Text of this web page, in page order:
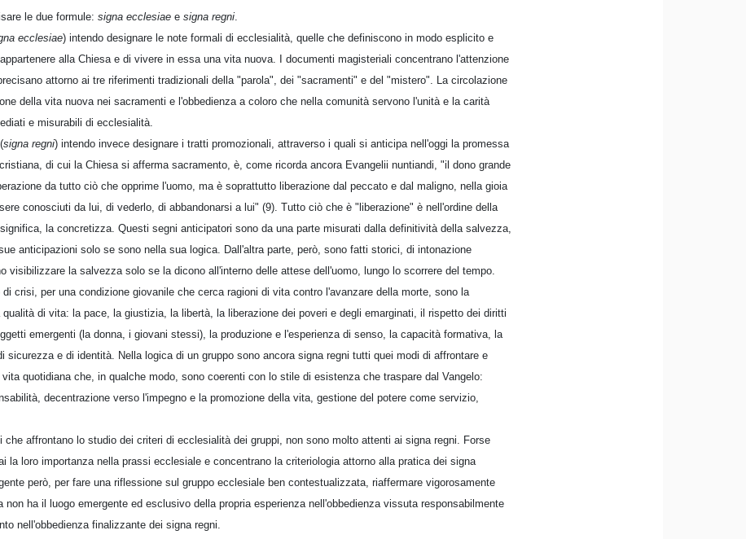
le due formule: signa ecclesiae e signa regni.
ecclesiae) intendo designare le note formali di ecclesialità, quelle che definiscono in modo esplicito e
alla Chiesa e di vivere in essa una vita nuova. I documenti magisteriali concentrano l'attenzione
attorno ai tre riferimenti tradizionali della "parola", dei "sacramenti" e del "mistero". La circolazione
della vita nuova nei sacramenti e l'obbedienza a coloro che nella comunità servono l'unità e la carità
e misurabili di ecclesialità.
signa regni) intendo invece designare i tratti promozionali, attraverso i quali si anticipa nell'oggi la promessa
di cui la Chiesa si afferma sacramento, è, come ricorda ancora Evangelii nuntiandi, "il dono grande
da tutto ciò che opprime l'uomo, ma è soprattutto liberazione dal peccato e dal maligno, nella gioia
conosciuti da lui, di vederlo, di abbandonarsi a lui" (9). Tutto ciò che è "liberazione" è nell'ordine della
la concretizza. Questi segni anticipatori sono da una parte misurati dalla definitività della salvezza,
anticipazioni solo se sono nella sua logica. Dall'altra parte, però, sono fatti storici, di intonazione
visibilizzare la salvezza solo se la dicono all'interno delle attese dell'uomo, lungo lo scorrere del tempo.
crisi, per una condizione giovanile che cerca ragioni di vita contro l'avanzare della morte, sono la
qualità di vita: la pace, la giustizia, la libertà, la liberazione dei poveri e degli emarginati, il rispetto dei diritti
emergenti (la donna, i giovani stessi), la produzione e l'esperienza di senso, la capacità formativa, la
sicurezza e di identità. Nella logica di un gruppo sono ancora signa regni tutti quei modi di affrontare e
quotidiana che, in qualche modo, sono coerenti con lo stile di esistenza che traspare dal Vangelo:
decentrazione verso l'impegno e la promozione della vita, gestione del potere come servizio,
che affrontano lo studio dei criteri di ecclesialità dei gruppi, non sono molto attenti ai signa regni. Forse
la loro importanza nella prassi ecclesiale e concentrano la criteriologia attorno alla pratica dei signa
però, per fare una riflessione sul gruppo ecclesiale ben contestualizzata, riaffermare vigorosamente
non ha il luogo emergente ed esclusivo della propria esperienza nell'obbedienza vissuta responsabilmente
nell'obbedienza finalizzante dei signa regni.